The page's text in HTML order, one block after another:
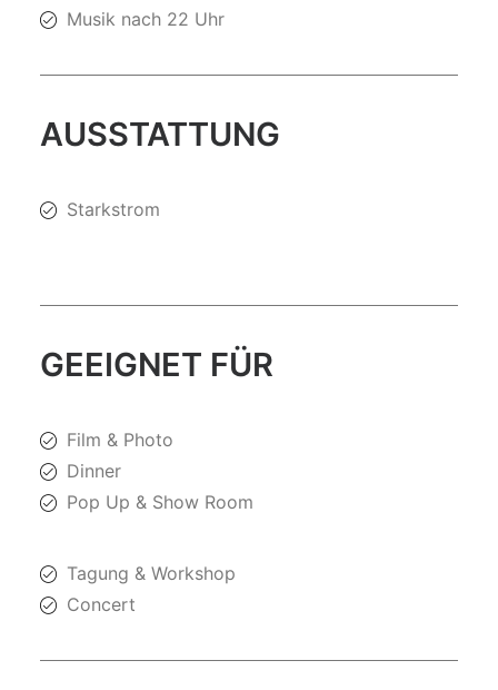
Musik nach 22 Uhr
AUSSTATTUNG
Starkstrom
GEEIGNET FÜR
Film & Photo
Dinner
Pop Up & Show Room
Tagung & Workshop
Concert